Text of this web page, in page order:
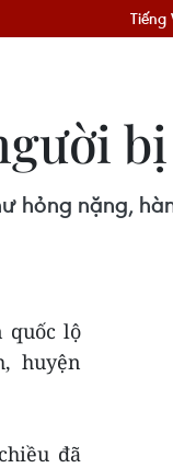
Tiếng
hỏng nặng,
quốc lộ
huyện
đã